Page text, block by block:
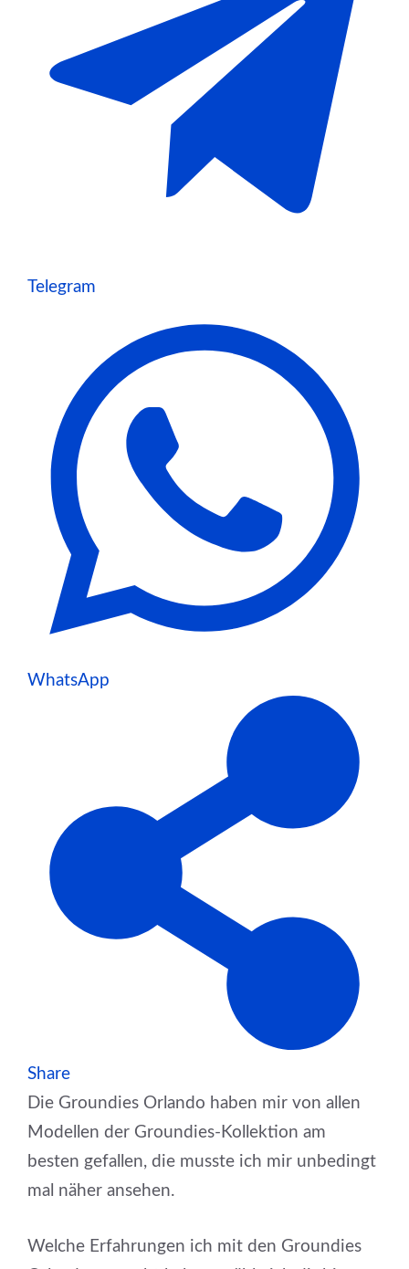
Telegram
WhatsApp
Share
Die Groundies Orlando haben mir von allen
Modellen der Groundies-Kollektion am
besten gefallen, die musste ich mir unbedingt
mal näher ansehen.
Welche Erfahrungen ich mit den Groundies